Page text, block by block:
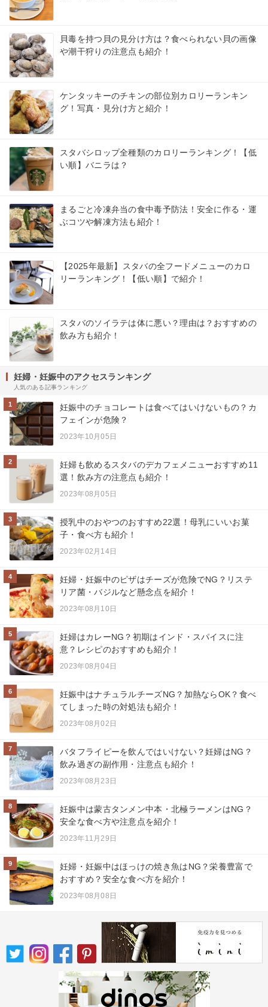
貝毒を持つ貝の見分け方は？食べられない貝の画像
や潮干狩りの注意点も紹介！
ケンタッキーのチキンの部位別カロリーランキン
グ！写真・見分け方と紹介！
スタバシロップ全種類のカロリーランキング！【低
い順】バニラは？
まるごと冷凍弁当の食中毒予防法！安全に作る・運
ぶコツや解凍方法も紹介！
【2025年最新】スタバの全フードメニューのカロ
リーランキング！【低い順】で紹介！
スタバのソイラテは体に悪い？理由は？おすすめの
飲み方も紹介！
妊婦・妊娠中のアクセスランキング
人気のある記事ランキング
1
妊娠中のチョコレートは食べてはいけないもの？カ
フェインが危険？
2023年10月05日
2
妊婦も飲めるスタバのデカフェメニューおすすめ11
選！飲み方の注意点も紹介！
2023年08月05日
3
授乳中のおやつのおすすめ22選！母乳にいいお菓
子・食べ方も紹介！
2023年02月14日
4
妊婦・妊娠中のピザはチーズが危険でNG？リステ
リア菌・バジルなど懸念点を紹介！
2023年08月10日
5
妊婦はカレーNG？初期はインド・スパイスに注
意？レシピのおすすめも紹介！
2023年08月04日
6
妊娠中はナチュラルチーズNG？加熱ならOK？食べ
てしまった時の対処法も紹介！
2023年08月02日
7
バタフライピーを飲んではいけない？妊婦はNG？
飲み過ぎの副作用・注意点も紹介！
2023年08月23日
8
妊娠中は蒙古タンメン中本・北極ラーメンはNG？
安全な食べ方や注意点を紹介！
2023年11月29日
9
妊婦・妊娠中はほっけの焼き魚はNG？栄養豊富で
おすすめ？安全な食べ方を紹介！
2023年08月08日